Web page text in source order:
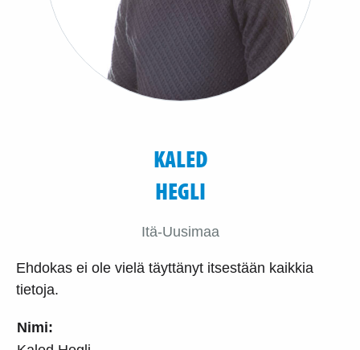
Nimi:
KALED
HEGLI
Itä-Uusimaa
Ehdokas ei ole vielä täyttänyt itsestään kaikkia
tietoja.